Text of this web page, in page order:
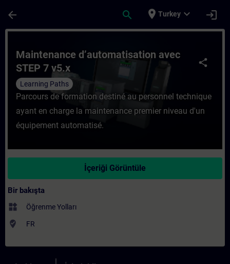
arrow_back search place Turkey expand_more login
share
Maintenance d’automatisation avec
STEP 7 v5.x
Learning Paths
Parcours de formation destiné au personnel technique
ayant en charge la maintenance premier niveau d'un
équipement automatisé.
İçeriği Görüntüle
Bir bakışta
widgets Öğrenme Yolları
where_to_vote FR